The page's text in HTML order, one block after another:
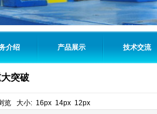
介绍 产品展示 技术交流
突破
览 大小: 16px 14px 12px